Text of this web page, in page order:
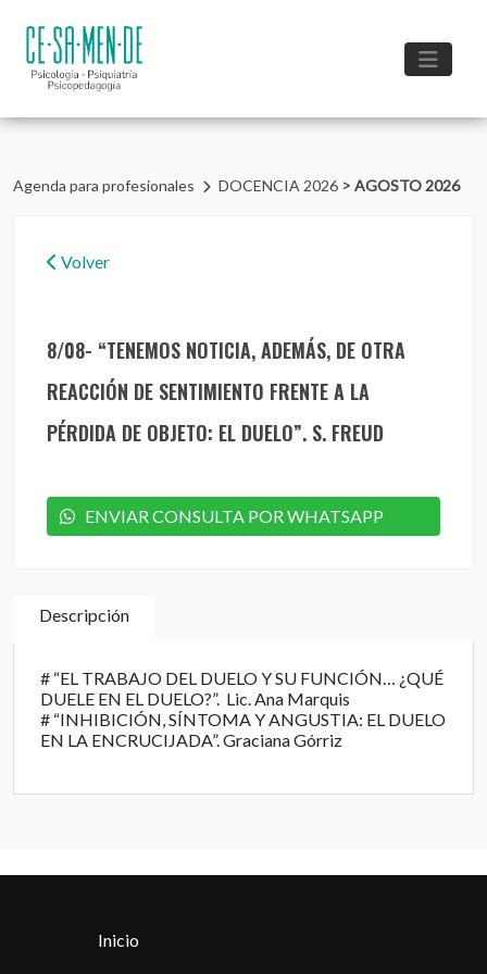
Agenda para profesionales DOCENCIA 2026 > AGOSTO 2026
Volver
8/08- “TENEMOS NOTICIA, ADEMÁS, DE OTRA
REACCIÓN DE SENTIMIENTO FRENTE A LA
PÉRDIDA DE OBJETO: EL DUELO”. S. FREUD
ENVIAR CONSULTA POR WHATSAPP
Descripción
# “EL TRABAJO DEL DUELO Y SU FUNCIÓN… ¿QUÉ
DUELE EN EL DUELO?”. Lic. Ana Marquis
# “INHIBICIÓN, SÍNTOMA Y ANGUSTIA: EL DUELO
EN LA ENCRUCIJADA”. Graciana Górriz
Inicio